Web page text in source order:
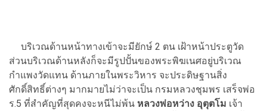
บริเวณด้านหน้าทางเข้าจะมียักษ์ 2 ตน เฝ้าหน้าประตูวัด
ส่วนบริเวณด้านหลังก็จะมีรูปปั้นของพระพิฆเนศอยู่บริเวณ
กำแพงวัดแทน ด้านภายในพระวิหาร จะประดิษฐานสิ่ง
ศักดิ์สิทธิ์ต่างๆ มากมายไม่ว่าจะเป็น กรมหลวงชุมพร เสร็จพ่อ
ร.5 ที่สำคัญที่สุดคงจะหนีไม่พ้น หลวงพ่อหว่าง อุตุตโม เจ้า